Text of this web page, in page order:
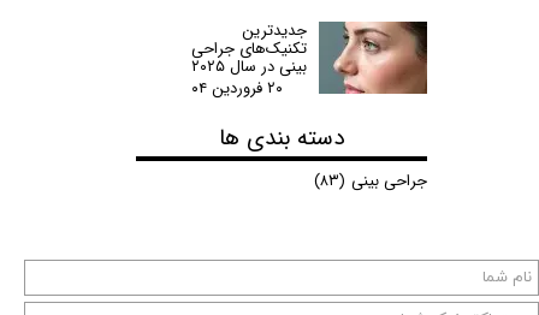
جدیدترین
تکنیک‌های جراحی
بینی در سال ۲۰۲۵
۲۰ فروردین ۰۴
دسته بندی ها
جراحی بینی (۸۳)